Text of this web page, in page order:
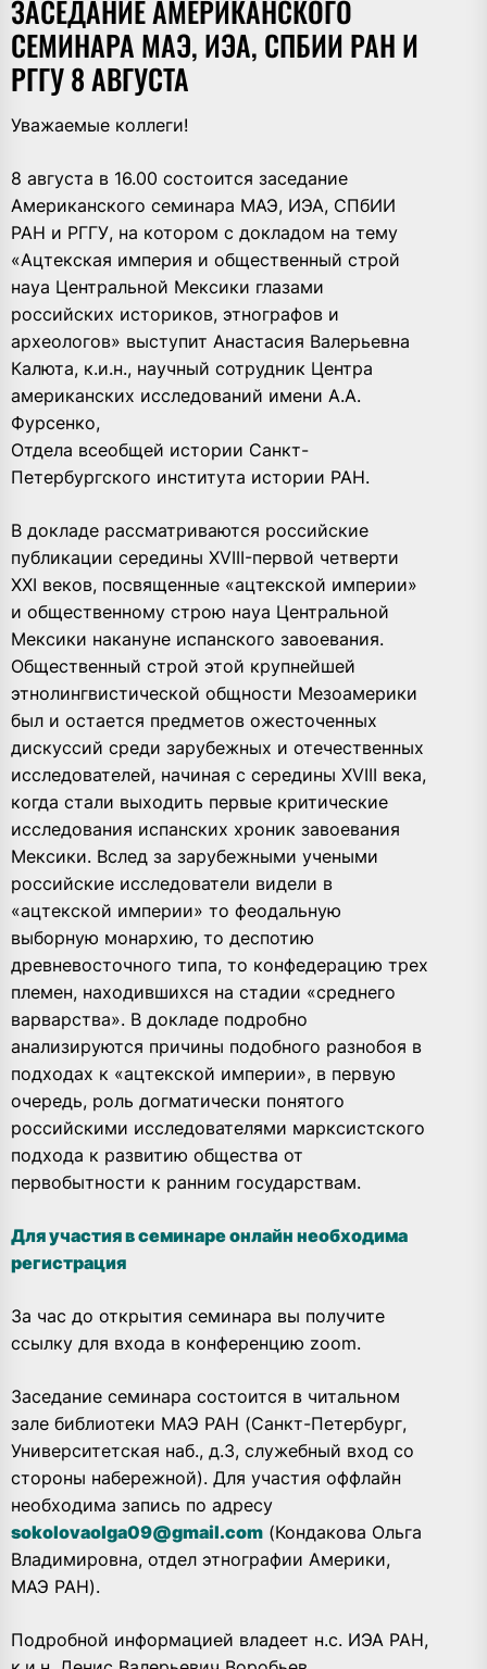
ЗАСЕДАНИЕ АМЕРИКАНСКОГО
СЕМИНАРА МАЭ, ИЭА, СПБИИ РАН И
РГГУ 8 АВГУСТА
Уважаемые коллеги!
8 августа в 16.00 состоится заседание
Американского семинара МАЭ, ИЭА, СПбИИ
РАН и РГГУ, на котором с докладом на тему
«Ацтекская империя и общественный строй
науа Центральной Мексики глазами
российских историков, этнографов и
археологов» выступит Анастасия Валерьевна
Калюта, к.и.н., научный сотрудник Центра
американских исследований имени А.А.
Фурсенко,
Отдела всеобщей истории Санкт-
Петербургского института истории РАН.
В докладе рассматриваются российские
публикации середины XVIII-первой четверти
XXI веков, посвященные «ацтекской империи»
и общественному строю науа Центральной
Мексики накануне испанского завоевания.
Общественный строй этой крупнейшей
этнолингвистической общности Мезоамерики
был и остается предметов ожесточенных
дискуссий среди зарубежных и отечественных
исследователей, начиная с середины XVIII века,
когда стали выходить первые критические
исследования испанских хроник завоевания
Мексики. Вслед за зарубежными учеными
российские исследователи видели в
«ацтекской империи» то феодальную
выборную монархию, то деспотию
древневосточного типа, то конфедерацию трех
племен, находившихся на стадии «среднего
варварства». В докладе подробно
анализируются причины подобного разнобоя в
подходах к «ацтекской империи», в первую
очередь, роль догматически понятого
российскими исследователями марксистского
подхода к развитию общества от
первобытности к ранним государствам.
Для участия в семинаре онлайн необходима
регистрация
За час до открытия семинара вы получите
ссылку для входа в конференцию zoom.
Заседание семинара состоится в читальном
зале библиотеки МАЭ РАН (Санкт-Петербург,
Университетская наб., д.3, служебный вход со
стороны набережной). Для участия оффлайн
необходима запись по адресу
sokolovaolga09@gmail.com (Кондакова Ольга
Владимировна, отдел этнографии Америки,
МАЭ РАН).
Подробной информацией владеет н.с. ИЭА РАН,